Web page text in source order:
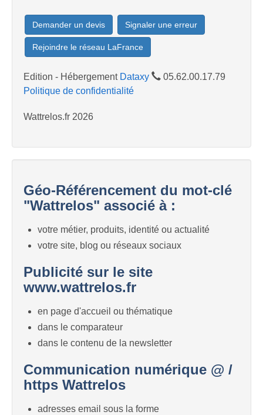
Demander un devis Signaler une erreur
Rejoindre le réseau LaFrance
Edition - Hébergement Dataxy
05.62.00.17.79
Politique de confidentialité
Wattrelos.fr 2026
Géo-Référencement du mot-clé
"Wattrelos" associé à :
votre métier, produits, identité ou actualité
votre site, blog ou réseaux sociaux
Publicité sur le site
www.wattrelos.fr
en page d'accueil ou thématique
dans le comparateur
dans le contenu de la newsletter
Communication numérique @ /
https Wattrelos
adresses email sous la forme